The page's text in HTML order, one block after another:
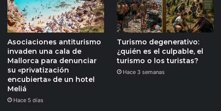
Asociaciones antiturismo
invaden una cala de
Mallorca para denunciar
su «privatización
encubierta» de un hotel
Meliá
Hace 5 días
Turismo degenerativo:
¿quién es el culpable, el
turismo o los turistas?
Hace 3 semanas